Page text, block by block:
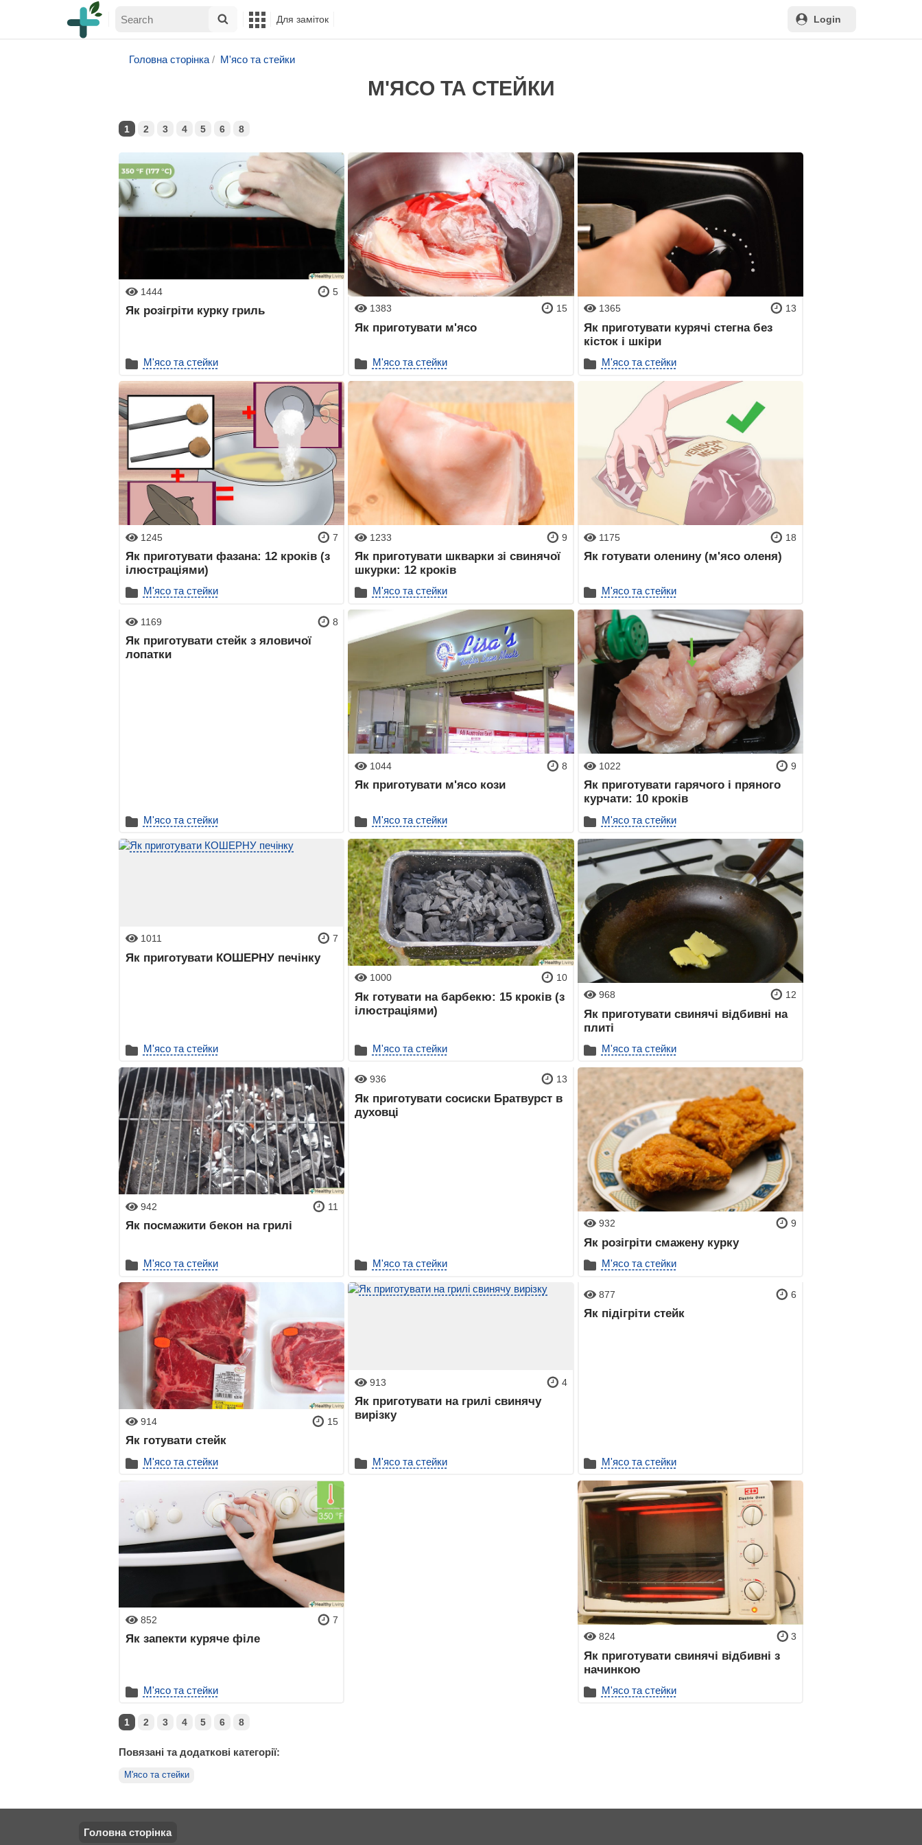
Для заміток Login
Головна сторінка М'ясо та стейки
М'ЯСО ТА СТЕЙКИ
1 2 3 4 5 6 8
1444 5
Як розігріти курку гриль
М'ясо та стейки
1383 15
Як приготувати м'ясо
М'ясо та стейки
1365 13
Як приготувати курячі стегна без
кісток і шкіри
М'ясо та стейки
1245 7
Як приготувати фазана: 12 кроків (з
ілюстраціями)
М'ясо та стейки
1233 9
Як приготувати шкварки зі свинячої
шкурки: 12 кроків
М'ясо та стейки
1175 18
Як готувати оленину (м'ясо оленя)
М'ясо та стейки
1169 8
Як приготувати стейк з яловичої
лопатки
М'ясо та стейки
1044 8
Як приготувати м'ясо кози
М'ясо та стейки
1022 9
Як приготувати гарячого і пряного
курчати: 10 кроків
М'ясо та стейки
1011 7
Як приготувати КОШЕРНУ печінку
М'ясо та стейки
1000 10
Як готувати на барбекю: 15 кроків (з
ілюстраціями)
М'ясо та стейки
968 12
Як приготувати свинячі відбивні на
плиті
М'ясо та стейки
942 11
Як посмажити бекон на грилі
М'ясо та стейки
936 13
Як приготувати сосиски Братвурст в
духовці
М'ясо та стейки
932 9
Як розігріти смажену курку
М'ясо та стейки
914 15
Як готувати стейк
М'ясо та стейки
913 4
Як приготувати на грилі свинячу
вирізку
М'ясо та стейки
877 6
Як підігріти стейк
М'ясо та стейки
852 7
Як запекти куряче філе
М'ясо та стейки
824 3
Як приготувати свинячі відбивні з
начинкою
М'ясо та стейки
1 2 3 4 5 6 8
Повязані та додаткові категорії:
М'ясо та стейки
Головна сторінка